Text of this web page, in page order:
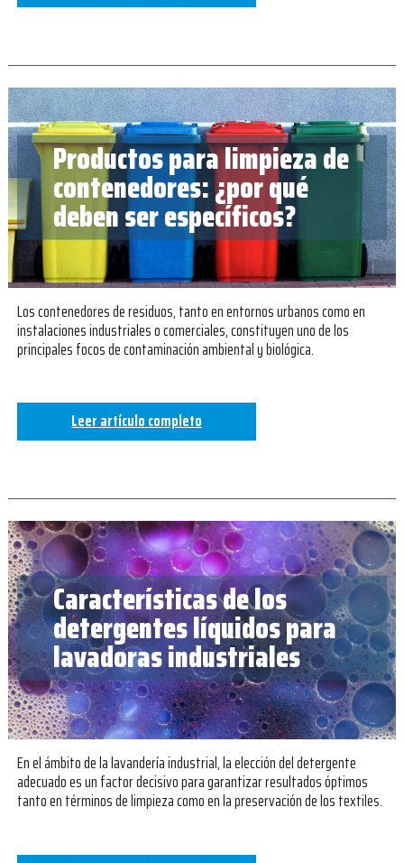
Productos para limpieza de
contenedores: ¿por qué
deben ser específicos?
Los contenedores de residuos, tanto en entornos urbanos como en
instalaciones industriales o comerciales, constituyen uno de los
principales focos de contaminación ambiental y biológica.
Leer artículo completo
Características de los
detergentes líquidos para
lavadoras industriales
En el ámbito de la lavandería industrial, la elección del detergente
adecuado es un factor decisivo para garantizar resultados óptimos
tanto en términos de limpieza como en la preservación de los textiles.